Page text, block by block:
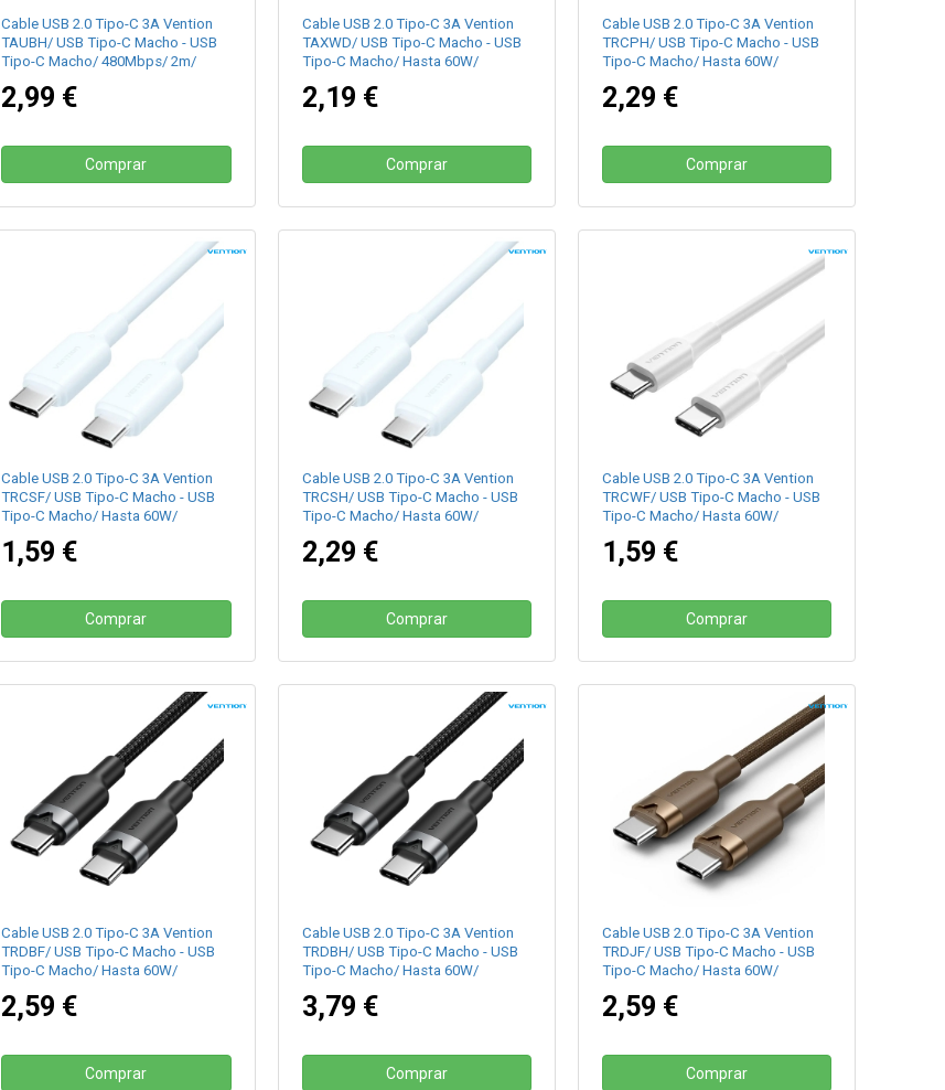
Cable USB 2.0 Tipo-C 3A Vention
TAUBH/ USB Tipo-C Macho - USB
Tipo-C Macho/ 480Mbps/ 2m/
2,99 €
Comprar
Cable USB 2.0 Tipo-C 3A Vention
TAXWD/ USB Tipo-C Macho - USB
Tipo-C Macho/ Hasta 60W/
2,19 €
Comprar
Cable USB 2.0 Tipo-C 3A Vention
TRCPH/ USB Tipo-C Macho - USB
Tipo-C Macho/ Hasta 60W/
2,29 €
Comprar
Cable USB 2.0 Tipo-C 3A Vention
TRCSF/ USB Tipo-C Macho - USB
Tipo-C Macho/ Hasta 60W/
1,59 €
Comprar
Cable USB 2.0 Tipo-C 3A Vention
TRCSH/ USB Tipo-C Macho - USB
Tipo-C Macho/ Hasta 60W/
2,29 €
Comprar
Cable USB 2.0 Tipo-C 3A Vention
TRCWF/ USB Tipo-C Macho - USB
Tipo-C Macho/ Hasta 60W/
1,59 €
Comprar
Cable USB 2.0 Tipo-C 3A Vention
TRDBF/ USB Tipo-C Macho - USB
Tipo-C Macho/ Hasta 60W/
2,59 €
Comprar
Cable USB 2.0 Tipo-C 3A Vention
TRDBH/ USB Tipo-C Macho - USB
Tipo-C Macho/ Hasta 60W/
3,79 €
Comprar
Cable USB 2.0 Tipo-C 3A Vention
TRDJF/ USB Tipo-C Macho - USB
Tipo-C Macho/ Hasta 60W/
2,59 €
Comprar